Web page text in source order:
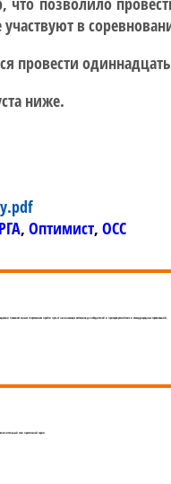
в
провести
ниже.
, Оптимист, ОСС
позволяет юным спортсменам пройти путь от начинающих яхтсменов до победителей и призеров российских и международных соревнований,
заключительный этап престижной серии.